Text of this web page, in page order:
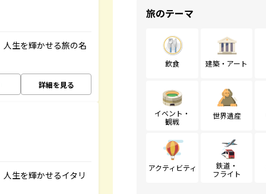
生を輝かせる旅の名
詳細を見る
生を輝かせるイタリ
旅のテーマ
飲食 建築・アート
イベント・
観戦
世界遺産
アクティビティ
鉄道・
フライト